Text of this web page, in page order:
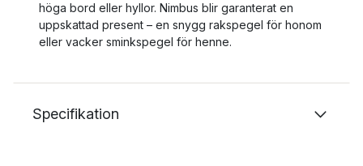
höga bord eller hyllor. Nimbus blir garanterat en
uppskattad present – en snygg rakspegel för honom
eller vacker sminkspegel för henne.
Specifikation